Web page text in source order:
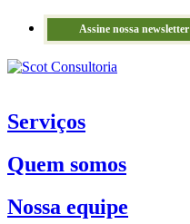
Assine nossa newsletter
Serviços
Quem somos
Nossa equipe